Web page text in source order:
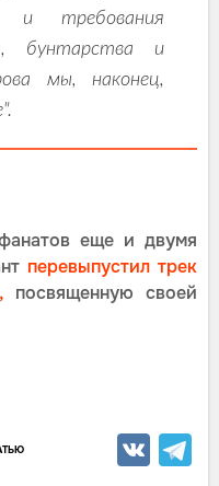
требования
бунтарства и
мы, наконец,
еще и двумя
перевыпустил трек
посвященную своей